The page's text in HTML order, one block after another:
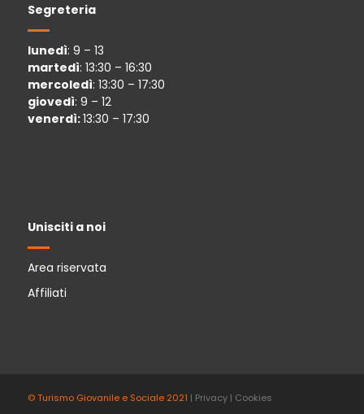
Segreteria
lunedì: 9 – 13
martedì: 13:30 – 16:30
mercoledì: 13:30 – 17:30
giovedì: 9 – 12
venerdì:13:30 – 17:30
Unisciti a noi
Area riservata
Affiliati
© Turismo Giovanile e Sociale 2021 | Privacy | Cookies